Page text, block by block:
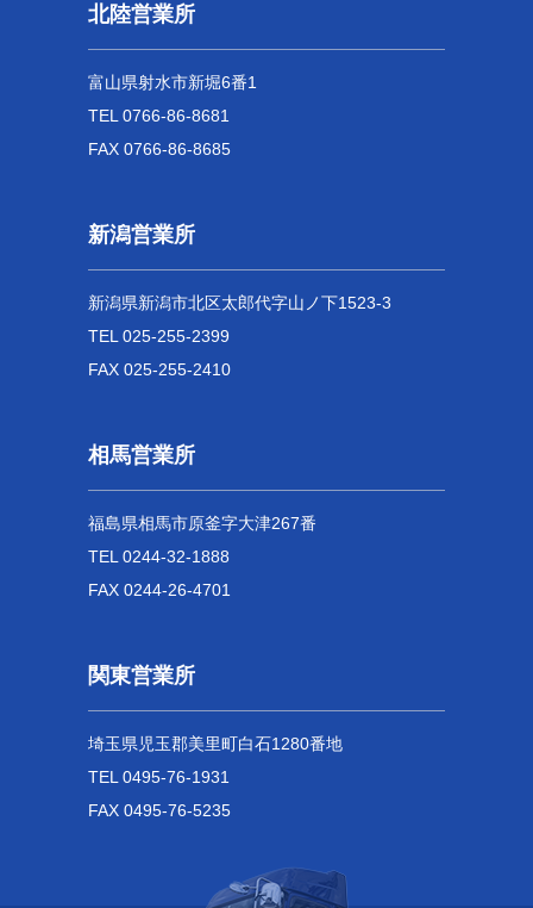
北陸営業所
富山県射水市新堀6番1
TEL 0766-86-8681
FAX 0766-86-8685
新潟営業所
新潟県新潟市北区太郎代字山ノ下1523-3
TEL 025-255-2399
FAX 025-255-2410
相馬営業所
福島県相馬市原釜字大津267番
TEL 0244-32-1888
FAX 0244-26-4701
関東営業所
埼玉県児玉郡美里町白石1280番地
TEL 0495-76-1931
FAX 0495-76-5235